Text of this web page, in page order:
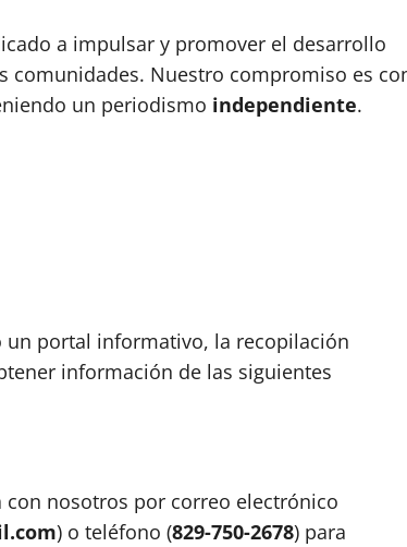
a impulsar y promover el desarrollo
comunidades. Nuestro compromiso es
un periodismo independiente.
un portal informativo, la recopilación
información de las siguientes
con nosotros por correo electrónico
) o teléfono (829-750-2678) para